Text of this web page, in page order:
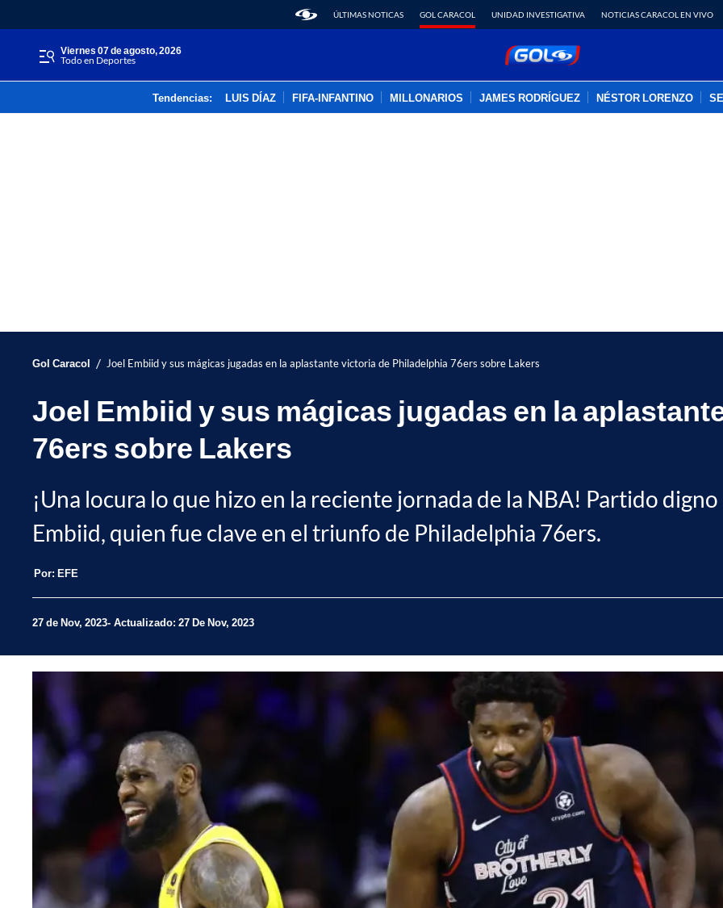
ÚLTIMAS NOTICAS GOL CARACOL UNIDAD INVESTIGATIVA NOTICIAS CARACOL EN VIVO
viernes 07 de agosto, 2026
Todo en Deportes
Tendencias: LUIS DÍAZ FIFA-INFANTINO MILLONARIOS JAMES RODRÍGUEZ NÉSTOR LORENZO
Gol Caracol / Joel Embiid y sus mágicas jugadas en la aplastante victoria de Philadelphia 76ers sobre Lakers
Joel Embiid y sus mágicas jugadas en la
76ers sobre Lakers
¡Una locura lo que hizo en la reciente jornada de la NBA! Partido
Embiid, quien fue clave en el triunfo de Philadelphia 76ers.
Por: EFE
27 de Nov, 2023 Actualizado: 27 De Nov, 2023